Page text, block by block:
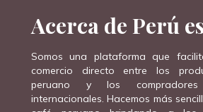
Acerca de Perú
Somos una plataforma que
comercio directo entre los
peruano y los
internacionales. Hacemos más